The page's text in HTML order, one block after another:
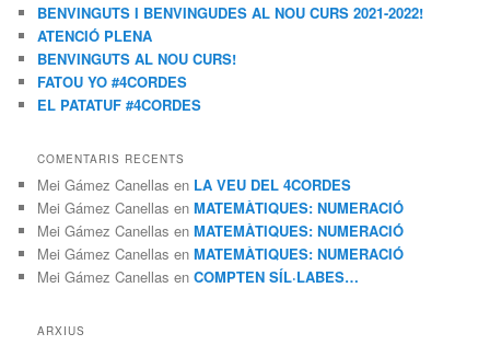
BENVINGUTS I BENVINGUDES AL NOU CURS 2021-2022!
ATENCIÓ PLENA
BENVINGUTS AL NOU CURS!
FATOU YO #4CORDES
EL PATATUF #4CORDES
COMENTARIS RECENTS
Mei Gámez Canellas en LA VEU DEL 4CORDES
Mei Gámez Canellas enMATEMÀTIQUES: NUMERACIÓ
Mei Gámez Canellas enMATEMÀTIQUES: NUMERACIÓ
Mei Gámez Canellas enMATEMÀTIQUES: NUMERACIÓ
Mei Gámez Canellas enCOMPTEN SÍL·LABES…
ARXIUS